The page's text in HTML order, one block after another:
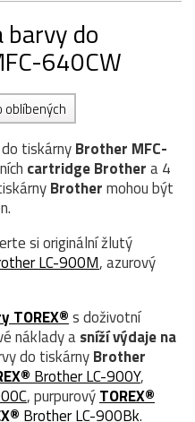
barvy do
640CW
oblíbených
tiskárnyBrother MFC-
cartridgeBrothera 4
Brothermohou být
si originální žlutý
LC-900M, azurový
TOREX®s doživotní
náklady asníží výdaje na
do tiskárnyBrother
Brother LC-900Y,
, purpurovýTOREX®
Brother LC-900Bk.